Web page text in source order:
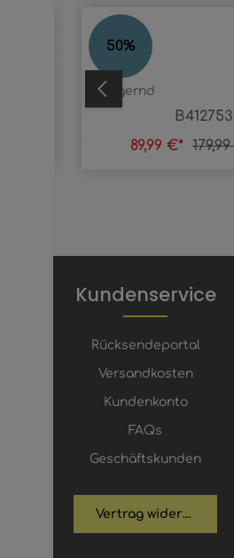
Produktgalerie
50%
TILDA
lagernd
89,99 €*
Kundenservice
Rücksendeportal
Versandkosten
Kundenkonto
FAQs
Geschäftskunden
Vertrag widerrufen